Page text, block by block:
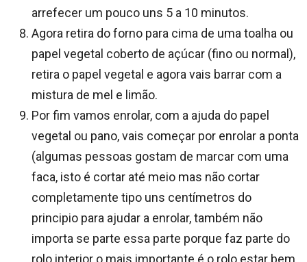
arrefecer um pouco uns 5 a 10 minutos.
Agora retira do forno para cima de uma toalha ou
papel vegetal coberto de açúcar (fino ou normal),
retira o papel vegetal e agora vais barrar com a
mistura de mel e limão.
Por fim vamos enrolar, com a ajuda do papel
vegetal ou pano, vais começar por enrolar a ponta
(algumas pessoas gostam de marcar com uma
faca, isto é cortar até meio mas não cortar
completamente tipo uns centímetros do
principio para ajudar a enrolar, também não
importa se parte essa parte porque faz parte do
rolo interior o mais importante é o rolo estar bem